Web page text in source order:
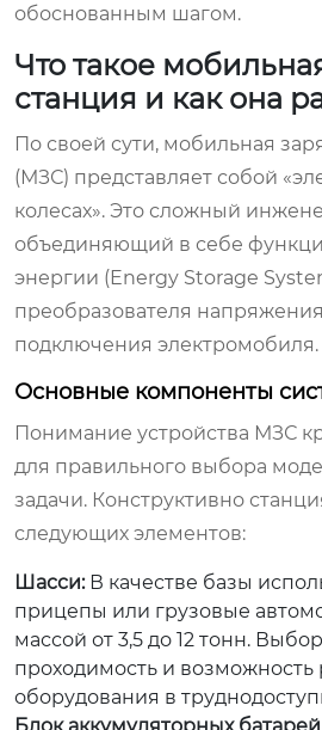
обоснованным шагом.
Что такое
станция и как она
По своей сути, мобильная
(МЗС) представляет собой
колесах». Это сложный
объединяющий в себе
энергии (Energy Storage
преобразователя
подключения электромобиля.
Основные компоненты
Понимание устройства МЗС
для правильного выбора
задачи. Конструктивно
следующих элементов:
Шасси:В качестве базы
прицепы или грузовые
массой от 3,5 до 12 тонн.
проходимость и
оборудования в
Блок аккумуляторных